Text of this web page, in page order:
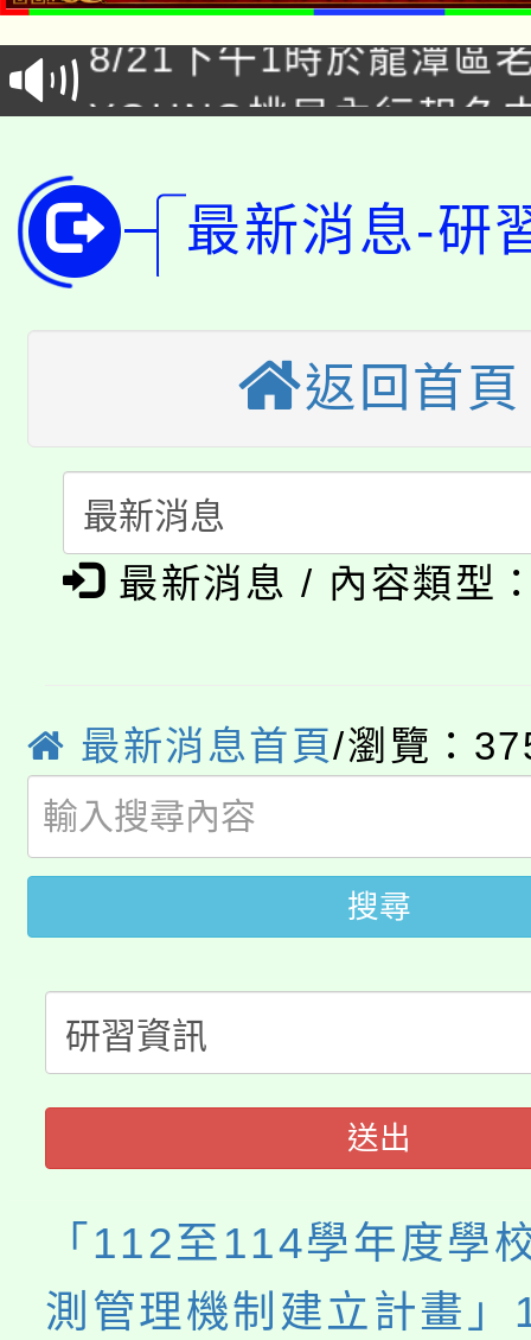
場熱烈登場!
8/21下午1時於龍潭區
徵才活動。
YOUNG桃局內行報名
開!
115年桃園市運動會8/
田徑場及游泳池舉行。
桃園市低收入戶享有免
視費優惠，中低收入戶
半價優惠，詳情可洽有
者。
大園自造教育及科技中
份教師增能研習
大溪自造教育及科技
份教師研習
淨零綠生活教案入校路
會
115年食農教育專業人
程
「本色祭」8/29、30在
局官網。
8月14至27日，桃園電
開!
115年桃園市運動會8/
田徑場及游泳池舉行。
桃園市低收入戶享有免
視費優惠，中低收入戶
半價優惠，詳情可洽有
者。
大園自造教育及科技中
份教師增能研習
大溪自造教育及科技中
份教師研習
淨零綠生活教案入校路
會
115年食農教育專業人
程
最新消息-研
返回首頁
最新消息 / 內容類型
最新消息首頁/瀏覽：
搜尋
送出
「112至114學年度學
測管理機制建立計畫